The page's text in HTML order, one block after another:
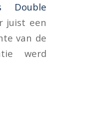
Double
juist een
van de
werd